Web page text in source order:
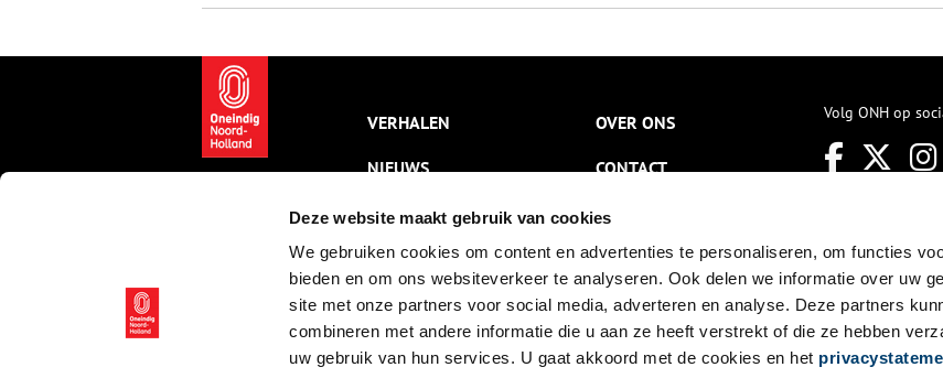
Deze website maakt gebruik van cookies
We gebruiken cookies om content en advertenties te personaliseren, om functies
bieden en om ons websiteverkeer te analyseren. Ook delen we informatie over uw
site met onze partners voor social media, adverteren en analyse. Deze partners
combineren met andere informatie die u aan ze heeft verstrekt of die ze hebben
uw gebruik van hun services. U gaat akkoord met de cookies en het
luchtgevechten.
VERHALEN
NIEUWS
KALENDER
THEMA’S
ACTIVITEITEN
VIDEO’S
OVER ONS
CONTACT
NIEUWSBRIEF
DISCLAIMER
PRIVACY
TOEGANKELIJKHEID
Volg ONH op